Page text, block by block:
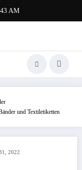
AM
und Textiletiketten
2022